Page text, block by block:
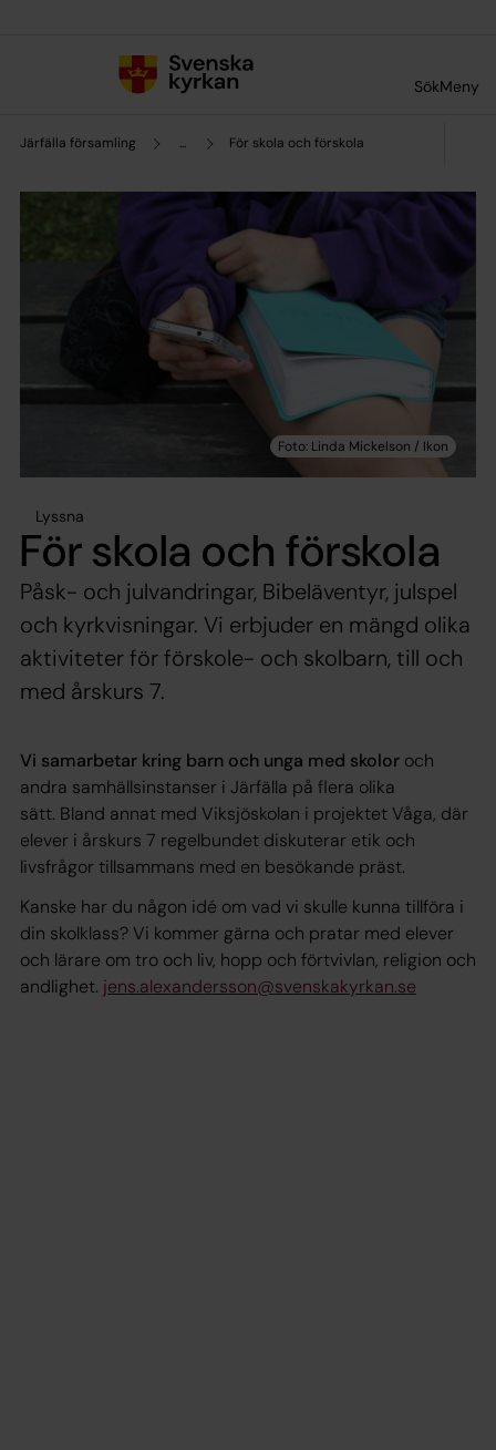
SökMeny
Järfälla församling ... För skola och förskola
Lyssna
För skola och förskola
Påsk- och julvandringar, Bibeläventyr, julspel
och kyrkvisningar. Vi erbjuder en mängd olika
aktiviteter för förskole- och skolbarn, till och
med årskurs 7.
Vi samarbetar kring barn och unga med skolor och
andra samhällsinstanser i Järfälla på flera olika
sätt. Bland annat med Viksjöskolan i projektet Våga, där
elever i årskurs 7 regelbundet diskuterar etik och
livsfrågor tillsammans med en besökande präst.
Kanske har du någon idé om vad vi skulle kunna tillföra i
din skolklass? Vi kommer gärna och pratar med elever
och lärare om tro och liv, hopp och förtvivlan, religion och
andlighet. jens.alexandersson@svenskakyrkan.se